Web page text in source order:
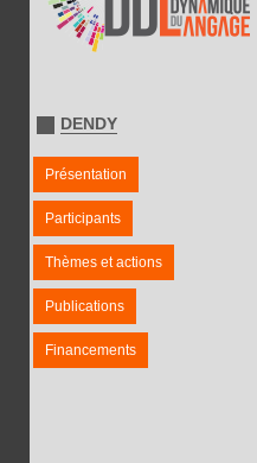
DENDY
Présentation
Participants
Thèmes et actions
Publications
Financements